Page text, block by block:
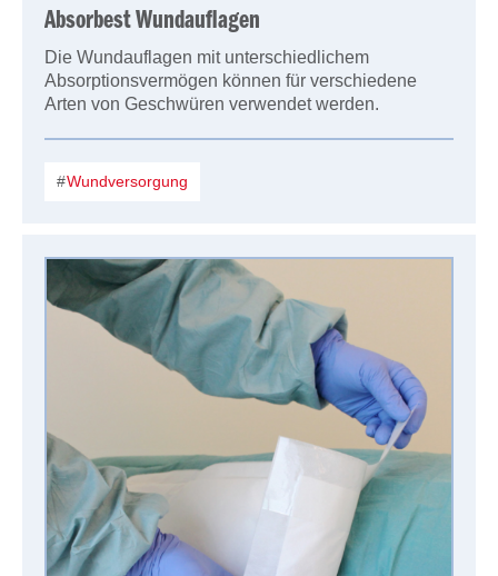
Absorbest Wundauflagen
Die Wundauflagen mit unterschiedlichem
Absorptionsvermögen können für verschiedene
Arten von Geschwüren verwendet werden.
Wundversorgung